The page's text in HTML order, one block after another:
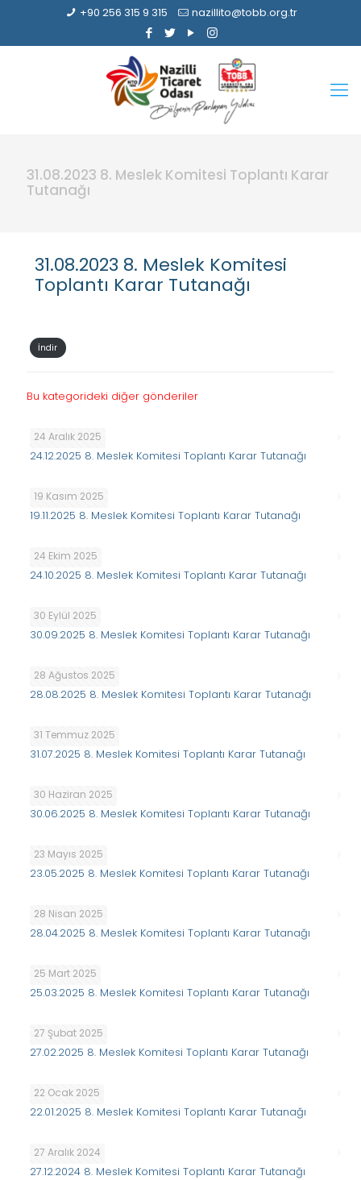
+90 256 315 9 315 nazillito@tobb.org.tr
31.08.2023 8. Meslek Komitesi Toplantı Karar
Tutanağı
31.08.2023 8. Meslek Komitesi
Toplantı Karar Tutanağı
İndir
Bu kategorideki diğer gönderiler
24 Aralık 2025
24.12.2025 8. Meslek Komitesi Toplantı Karar Tutanağı
19 Kasım 2025
19.11.2025 8. Meslek Komitesi Toplantı Karar Tutanağı
24 Ekim 2025
24.10.2025 8. Meslek Komitesi Toplantı Karar Tutanağı
30 Eylül 2025
30.09.2025 8. Meslek Komitesi Toplantı Karar Tutanağı
28 Ağustos 2025
28.08.2025 8. Meslek Komitesi Toplantı Karar Tutanağı
31 Temmuz 2025
31.07.2025 8. Meslek Komitesi Toplantı Karar Tutanağı
30 Haziran 2025
30.06.2025 8. Meslek Komitesi Toplantı Karar Tutanağı
23 Mayıs 2025
23.05.2025 8. Meslek Komitesi Toplantı Karar Tutanağı
28 Nisan 2025
28.04.2025 8. Meslek Komitesi Toplantı Karar Tutanağı
25 Mart 2025
25.03.2025 8. Meslek Komitesi Toplantı Karar Tutanağı
27 Şubat 2025
27.02.2025 8. Meslek Komitesi Toplantı Karar Tutanağı
22 Ocak 2025
22.01.2025 8. Meslek Komitesi Toplantı Karar Tutanağı
27 Aralık 2024
27.12.2024 8. Meslek Komitesi Toplantı Karar Tutanağı